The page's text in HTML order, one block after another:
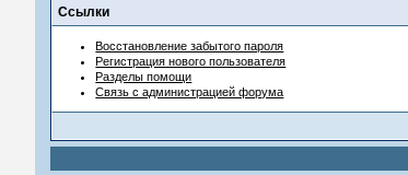
Ссылки
Восстановление забытого пароля
Регистрация нового пользователя
Разделы помощи
Связь с администрацией форума